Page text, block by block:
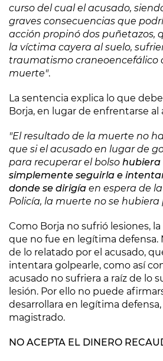
curso del cual el acusado,
graves consecuencias que
acción propinó dos puñetazos,
la víctima cayera al suelo,
traumatismo craneoencefálico
muerte".
La sentencia explica lo que
Borja, en lugar de enfrentarse al
"El resultado de la muerte no
que si el acusado en lugar de
para recuperar el bolso hubiera
simplemente seguirla e
donde se dirigía en espera de
Policía, la muerte no se hubiera
Como Borja no sufrió lesiones,
que no fue en legítima defensa.
de lo relatado por el acusado,
intentara golpearle, como así
acusado no sufriera a raíz de lo
lesión. Por ello no puede
desarrollara en legítima defensa,
magistrado.
NO ACEPTA EL DINERO